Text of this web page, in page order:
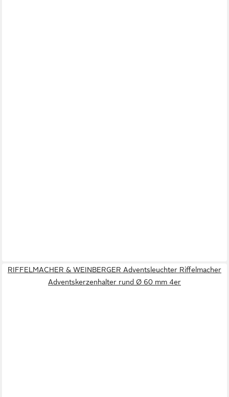
RIFFELMACHER & WEINBERGER Adventsleuchter Riffelmacher
Adventskerzenhalter rund Ø 60 mm 4er